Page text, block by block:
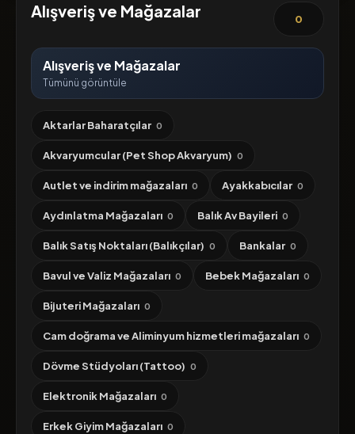
Alışveriş ve Mağazalar 0
Alışveriş ve Mağazalar
Tümünü görüntüle
Aktarlar Baharatçılar 0
Akvaryumcular (Pet Shop Akvaryum) 0
Autlet ve indirim mağazaları 0 Ayakkabıcılar 0
Aydınlatma Mağazaları 0 Balık Av Bayileri 0
Balık Satış Noktaları (Balıkçılar) 0 Bankalar 0
Bavul ve Valiz Mağazaları 0 Bebek Mağazaları 0
Bijuteri Mağazaları 0
Cam doğrama ve Aliminyum hizmetleri mağazaları 0
Dövme Stüdyoları (Tattoo) 0
Elektronik Mağazaları 0
Erkek Giyim Mağazaları 0